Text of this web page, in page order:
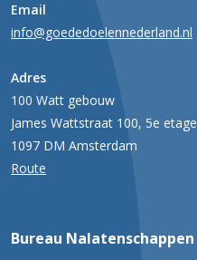
Email
info@goededoelennederland.nl
Adres
100 Watt gebouw
James Wattstraat 100, 5e etage
1097 DM Amsterdam
Route
Bureau Nalatenschappen